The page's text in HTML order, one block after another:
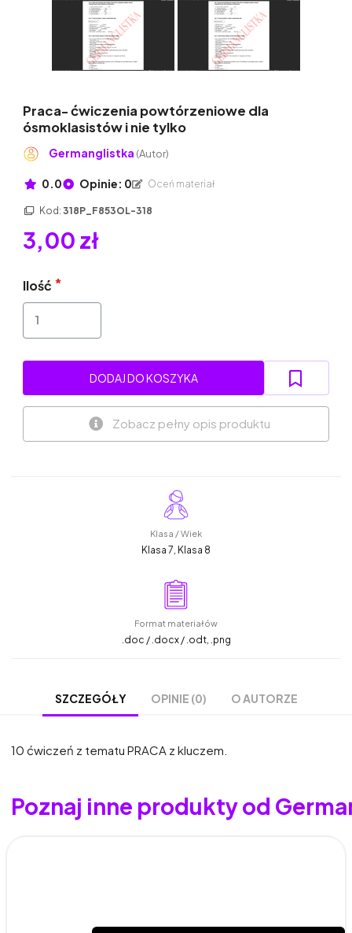
Praca- ćwiczenia powtórzeniowe dla
ósmoklasistów i nie tylko
Germanglistka (Autor)
0.0 Opinie: 0 Oceń materiał
Kod: 318P_F853OL-318
3,00 zł
Ilość
DODAJ DO KOSZYKA
Zobacz pełny opis produktu
Klasa / Wiek
Klasa 7, Klasa 8
Format materiałów
.doc / .docx / .odt, .png
SZCZEGÓŁY OPINIE (0) O AUTORZE
10 ćwiczeń z tematu PRACA z kluczem.
Poznaj inne produkty od